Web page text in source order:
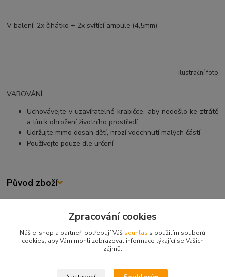
V balení: 2x čihátko + 2x svítící ampule (4,5mm)
ilustrační foto
VAROVÁNÍ:
Uchovávejte v uzavíratelné krabičce, aby nedošlo ke ztrátě
a tím k ohrožení životního prostředí
Udržujte mimo dosah dětí, hrozí vdechnutí malých částí
Používejte pouze dle určení
Původ zboží
Zboží zařazeno v kategoriích
VYBAVENÍ RYBÁŘE
Bójky, splávky a čihátka
Zpracování cookies
Náš e-shop a partneři potřebují Váš souhlas s použitím souborů
cookies, aby Vám mohli zobrazovat informace týkající se Vašich
zájmů.